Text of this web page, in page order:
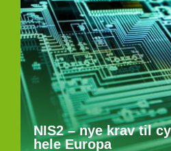
NIS2 – nye krav til
hele Europa